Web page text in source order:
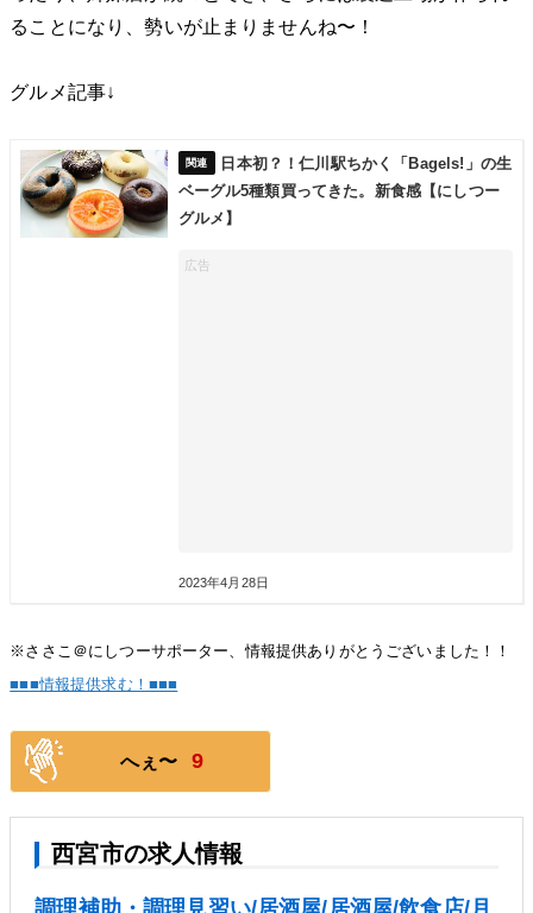
ることになり、勢いが止まりませんね〜！
グルメ記事↓
日本初？！仁川駅ちかく「Bagels!」の生
ベーグル5種類買ってきた。新食感【にしつー
グルメ】
2023年4月28日
※ささこ＠にしつーサポーター、情報提供ありがとうございました！！
■■■情報提供求む！■■■
へぇ〜 9
西宮市の求人情報
調理補助・調理見習い/居酒屋/居酒屋/飲食店/月